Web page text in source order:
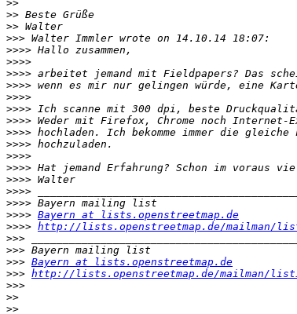
>>
>>
>>
>>>
>>>>
>>>>
>>>>
>>>>
>>>>
>>>>
>>>>
>>>>
>>>>
>>>>
>>>>
>>>>
>>>>
>>>>
>>>> Bayern at lists.openstreetmap.de
>>>> http://lists.openstreetmap.de/mailman/
>>>
>>>
>>> Bayern at lists.openstreetmap.de
>>> http://lists.openstreetmap.de/mailman/
>>>
>>
>>